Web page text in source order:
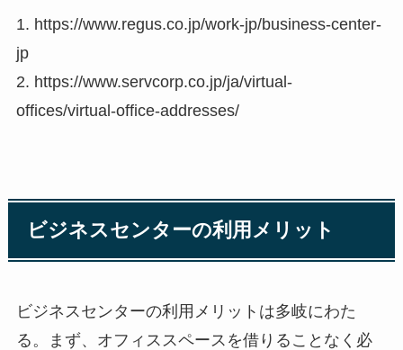
1. https://www.regus.co.jp/work-jp/business-center-
jp
2. https://www.servcorp.co.jp/ja/virtual-
offices/virtual-office-addresses/
ビジネスセンターの利用メリット
ビジネスセンターの利用メリットは多岐にわた
る。まず、オフィススペースを借りることなく必